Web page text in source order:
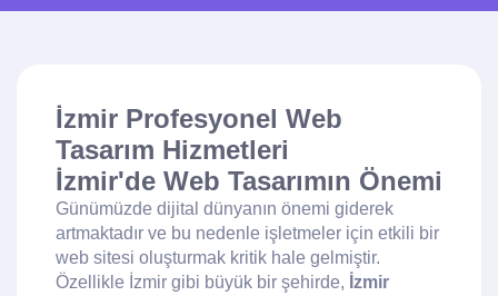
İzmir Profesyonel Web
Tasarım Hizmetleri
İzmir'de Web Tasarımın Önemi
Günümüzde dijital dünyanın önemi giderek
artmaktadır ve bu nedenle işletmeler için etkili bir
web sitesi oluşturmak kritik hale gelmiştir.
Özellikle İzmir gibi büyük bir şehirde, İzmir